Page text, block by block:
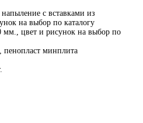
с вставками из
на выбор по каталогу
цвет и рисунок на выбор по
пенопласт минплита